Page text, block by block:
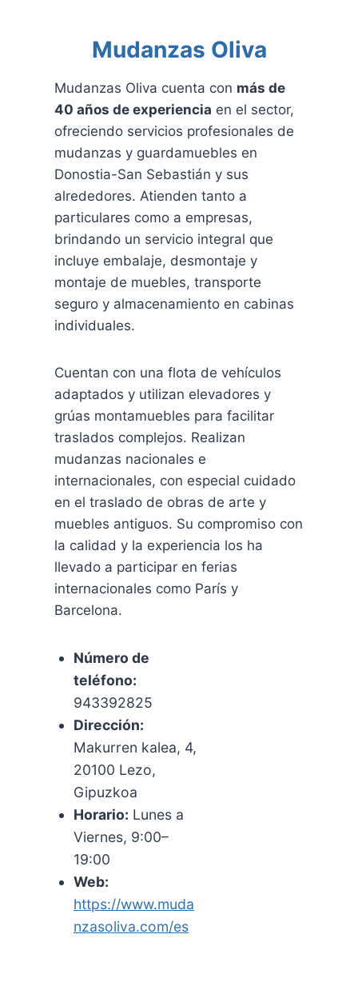
Mudanzas Oliva
Mudanzas Oliva cuenta con más de
40 años de experiencia en el sector,
ofreciendo servicios profesionales de
mudanzas y guardamuebles en
Donostia-San Sebastián y sus
alrededores. Atienden tanto a
particulares como a empresas,
brindando un servicio integral que
incluye embalaje, desmontaje y
montaje de muebles, transporte
seguro y almacenamiento en cabinas
individuales.
Cuentan con una flota de vehículos
adaptados y utilizan elevadores y
grúas montamuebles para facilitar
traslados complejos. Realizan
mudanzas nacionales e
internacionales, con especial cuidado
en el traslado de obras de arte y
muebles antiguos. Su compromiso con
la calidad y la experiencia los ha
llevado a participar en ferias
internacionales como París y
Barcelona.
Número de
teléfono:
943392825
Dirección:
Makurren kalea, 4,
20100 Lezo,
Gipuzkoa
Horario: Lunes a
Viernes, 9:00–
19:00
Web:
https://www.muda
nzasoliva.com/es